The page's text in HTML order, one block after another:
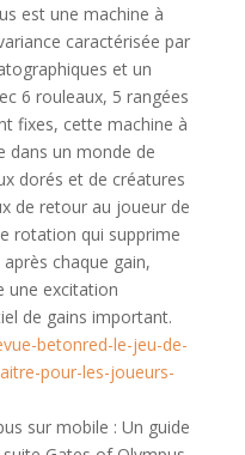
est une machine à
caractérisée par
et un
6 rouleaux, 5 rangées
fixes, cette machine à
dans un monde de
dorés et de créatures
de retour au joueur de
rotation qui supprime
chaque gain,
une excitation
de gains important.
betonred-le-jeu-de-
pour-les-joueurs-
sur mobile : Un guide